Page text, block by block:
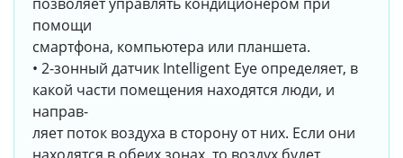
позволяет управлять кондиционером при
помощи
смартфона, компьютера или планшета.
• 2-зонный датчик Intelligent Eye определяет, в
какой части помещения находятся люди, и
направ-
ляет поток воздуха в сторону от них. Если они